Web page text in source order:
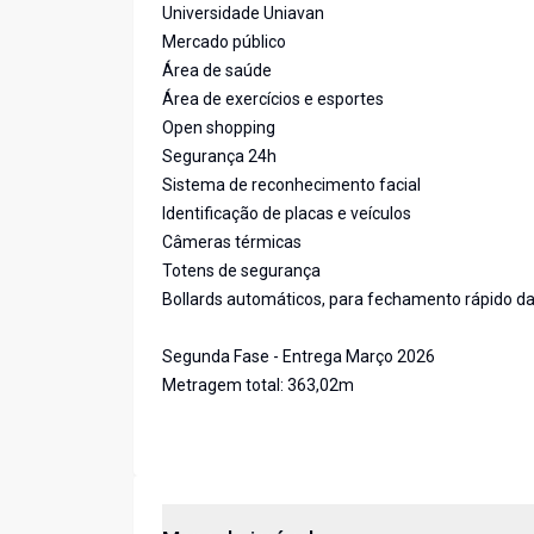
Universidade Uniavan
Mercado público
Área de saúde
Área de exercícios e esportes
Open shopping
Segurança 24h
Sistema de reconhecimento facial
Identificação de placas e veículos
Câmeras térmicas
Totens de segurança
Bollards automáticos, para fechamento rápido
Segunda Fase - Entrega Março 2026
Metragem total: 363,02m